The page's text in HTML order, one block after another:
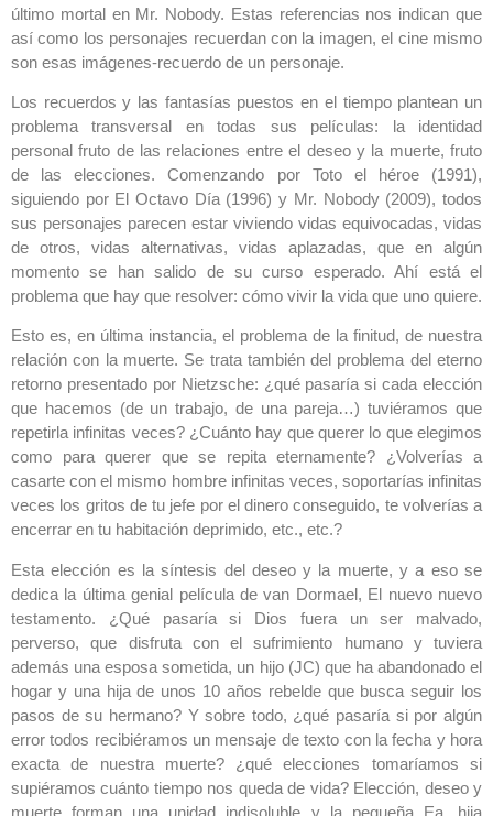
último mortal en Mr. Nobody. Estas referencias nos indican que
así como los personajes recuerdan con la imagen, el cine mismo
son esas imágenes-recuerdo de un personaje.
Los recuerdos y las fantasías puestos en el tiempo plantean un
problema transversal en todas sus películas: la identidad
personal fruto de las relaciones entre el deseo y la muerte, fruto
de las elecciones. Comenzando por Toto el héroe (1991),
siguiendo por El Octavo Día (1996) y Mr. Nobody (2009), todos
sus personajes parecen estar viviendo vidas equivocadas, vidas
de otros, vidas alternativas, vidas aplazadas, que en algún
momento se han salido de su curso esperado. Ahí está el
problema que hay que resolver: cómo vivir la vida que uno quiere.
Esto es, en última instancia, el problema de la finitud, de nuestra
relación con la muerte. Se trata también del problema del eterno
retorno presentado por Nietzsche: ¿qué pasaría si cada elección
que hacemos (de un trabajo, de una pareja…) tuviéramos que
repetirla infinitas veces? ¿Cuánto hay que querer lo que elegimos
como para querer que se repita eternamente? ¿Volverías a
casarte con el mismo hombre infinitas veces, soportarías infinitas
veces los gritos de tu jefe por el dinero conseguido, te volverías a
encerrar en tu habitación deprimido, etc., etc.?
Esta elección es la síntesis del deseo y la muerte, y a eso se
dedica la última genial película de van Dormael, El nuevo nuevo
testamento. ¿Qué pasaría si Dios fuera un ser malvado,
perverso, que disfruta con el sufrimiento humano y tuviera
además una esposa sometida, un hijo (JC) que ha abandonado el
hogar y una hija de unos 10 años rebelde que busca seguir los
pasos de su hermano? Y sobre todo, ¿qué pasaría si por algún
error todos recibiéramos un mensaje de texto con la fecha y hora
exacta de nuestra muerte? ¿qué elecciones tomaríamos si
supiéramos cuánto tiempo nos queda de vida? Elección, deseo y
muerte forman una unidad indisoluble y la pequeña Ea, hija